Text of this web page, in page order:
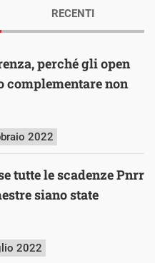
perché gli open
complementare non
2022
tutte le scadenze Pnrr
siano state
2022
RECENTI